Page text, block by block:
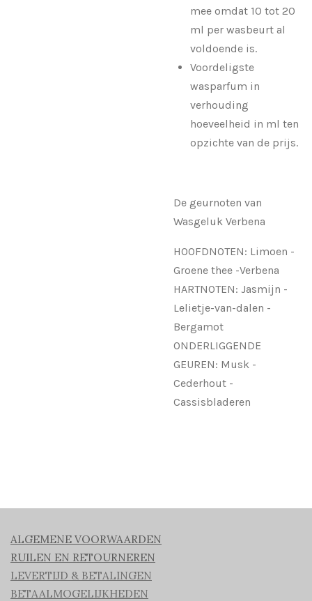
mee omdat 10 tot 20
ml per wasbeurt al
voldoende is.
Voordeligste
wasparfum in
verhouding
hoeveelheid in ml ten
opzichte van de prijs.
De geurnoten van
Wasgeluk Verbena
HOOFDNOTEN: Limoen -
Groene thee -Verbena
HARTNOTEN: Jasmijn -
Lelietje-van-dalen -
Bergamot
ONDERLIGGENDE
GEUREN: Musk -
Cederhout -
Cassisbladeren
ALGEMENE VOORWAARDEN
RUILEN EN RETOURNEREN
LEVERTIJD & BETALINGEN
BETAALMOGELIJKHEDEN